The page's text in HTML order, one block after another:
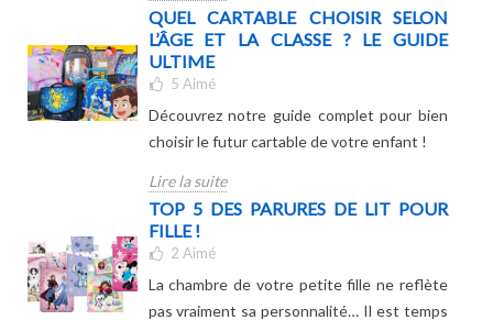
QUEL CARTABLE CHOISIR SELON
L’ÂGE ET LA CLASSE ? LE GUIDE
ULTIME
5 Aimé
Découvrez notre guide complet pour bien
choisir le futur cartable de votre enfant !
Lire la suite
TOP 5 DES PARURES DE LIT POUR
FILLE !
2 Aimé
La chambre de votre petite fille ne reflète
pas vraiment sa personnalité… Il est temps